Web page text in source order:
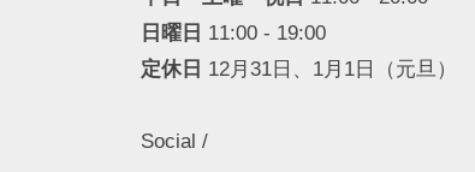
日曜日 11:00 - 19:00
定休日 12月31日、1月1日（元旦）
Social /